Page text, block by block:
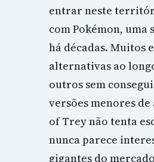
entrar neste
com Pokémon, uma
há décadas.
alternativas ao
outros sem
versões menores
of Trey não tenta
nunca parece
gigantes do